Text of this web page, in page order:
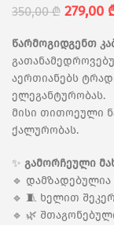
350,00₾ 279,00
წარმოგიდგენთ
აერთიანებს
ელეგანტურობას.
მისი თითოეული
ქალურობას.
✨ გამორჩეული
🔹
🔹 🧵 ხელით
🔹 🌿